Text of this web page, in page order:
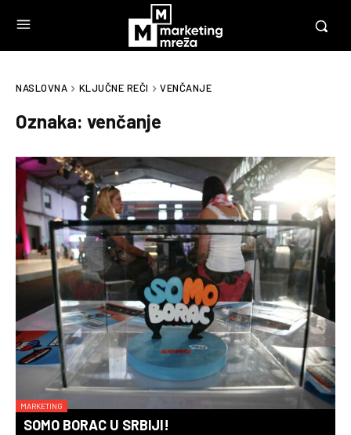
NASLOVNA KLJUČNE REČI VENČANJE
Oznaka: venčanje
MARKETING
SOMO BORAC U SRBIJI!